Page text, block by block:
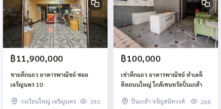
฿11,900,000
ขายตึกแถว อาคารพาณิชย์ ซอย
เจริญนคร 10
วงเวียนใหญ่ เจริญนคร 390
฿100,000
เช่าตึกแถว อาคารพาณิชย์ ทำเลดี
ติดถนนใหญ่ ใกล้เซนทรัลปิ่นเกล้า
ปิ่นเกล้า จรัญสนิทวงศ์ 268